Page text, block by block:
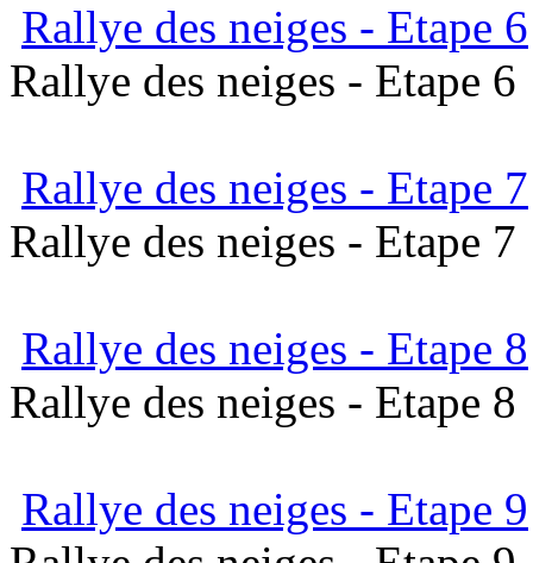
Rallye des neiges - Etape 6
Rallye des neiges - Etape 6
Rallye des neiges - Etape 7
Rallye des neiges - Etape 7
Rallye des neiges - Etape 8
Rallye des neiges - Etape 8
Rallye des neiges - Etape 9